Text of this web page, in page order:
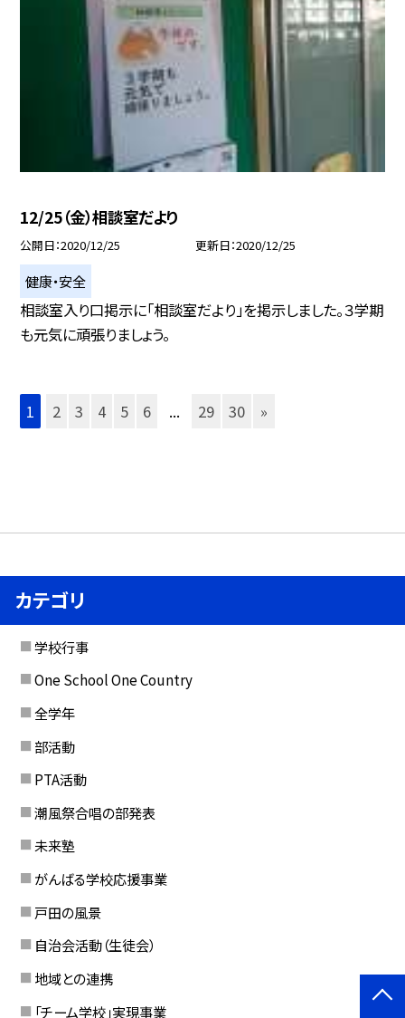
12/25（金）相談室だより
公開日 2020/12/25 更新日 2020/12/25
健康・安全
相談室入り口掲示に「相談室だより」を掲示しました。３学期
も元気に頑張りましょう。
1 2 3 4 5 6 ... 29 30 »
カテゴリ
学校行事
One School One Country
全学年
部活動
PTA活動
潮風祭合唱の部発表
未来塾
がんばる学校応援事業
戸田の風景
自治会活動（生徒会）
地域との連携
「チーム学校」実現事業